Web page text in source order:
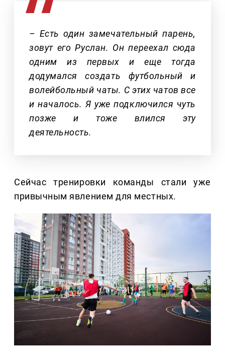
– Есть один замечательный парень,
зовут его Руслан. Он переехал сюда
одним из первых и еще тогда
додумался создать футбольный и
волейбольный чаты. С этих чатов все
и началось. Я уже подключился чуть
позже и тоже влился эту
деятельность.
Сейчас тренировки команды стали уже
привычным явлением для местных.